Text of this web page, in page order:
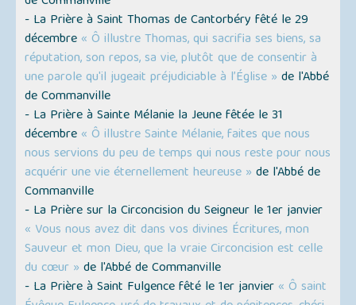
- La Prière à Saint Thomas de Cantorbéry fêté le 29
décembre « Ô illustre Thomas, qui sacrifia ses biens, sa
réputation, son repos, sa vie, plutôt que de consentir à
une parole qu'il jugeait préjudiciable à l’Église » de l'Abbé
de Commanville
- La Prière à Sainte Mélanie la Jeune fêtée le 31
décembre « Ô illustre Sainte Mélanie, faites que nous
nous servions du peu de temps qui nous reste pour nous
acquérir une vie éternellement heureuse » de l'Abbé de
Commanville
- La Prière sur la Circoncision du Seigneur le 1er janvier
« Vous nous avez dit dans vos divines Écritures, mon
Sauveur et mon Dieu, que la vraie Circoncision est celle
du cœur » de l'Abbé de Commanville
- La Prière à Saint Fulgence fêté le 1er janvier « Ô saint